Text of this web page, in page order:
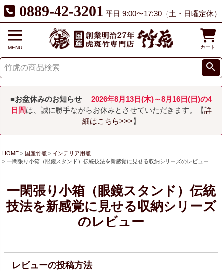
0889-42-3201 平日 9:00〜17:30（土・日曜定休）
MENU カート
■お盆休みのお知らせ
2026年8月13日(木)～8月16日(日)の4
日間は、誠に勝手ながらお休みとさせていただきます。【詳
細はこちら>>> 】
HOME 国産竹籠
インテリア用籠
一閑張り小箱（眼鏡スタンド）伝統技法を新感覚に見せる収納シリーズのレビュー
一閑張り小箱（眼鏡スタンド）伝統
技法を新感覚に見せる収納シリーズ
のレビュー
レビューの投稿方法